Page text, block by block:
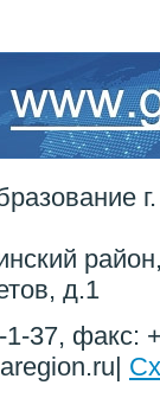
д.1
37, факс: